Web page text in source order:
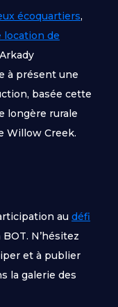
écoquartiers,
location de
à présent une
basée cette
longère rurale
Willow Creek.
au défi
N’hésitez
et à publier
la galerie des